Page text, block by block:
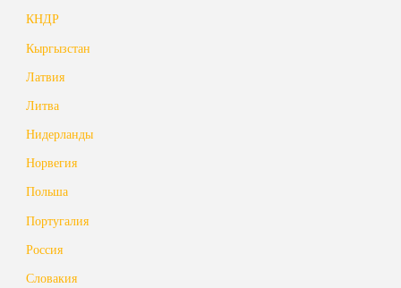
КНДР
Кыргызстан
Латвия
Литва
Нидерланды
Норвегия
Польша
Португалия
Россия
Словакия